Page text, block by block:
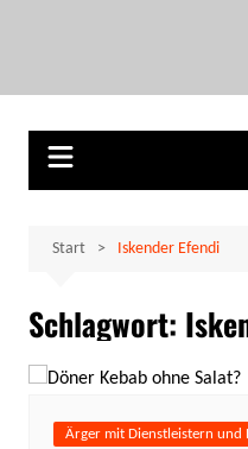
Start Iskender Efendi
Schlagwort:
Ärger mit Dienstleistern und